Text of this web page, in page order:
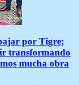
por Tigre;
transformando
mucha obra